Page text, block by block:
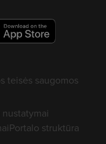
teisės saugomos
Portalo struktūra